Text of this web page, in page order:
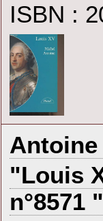
ISBN :
‎Antoine
‎"Louis
n°8571